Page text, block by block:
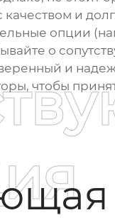
и
опции
о
и
чтобы